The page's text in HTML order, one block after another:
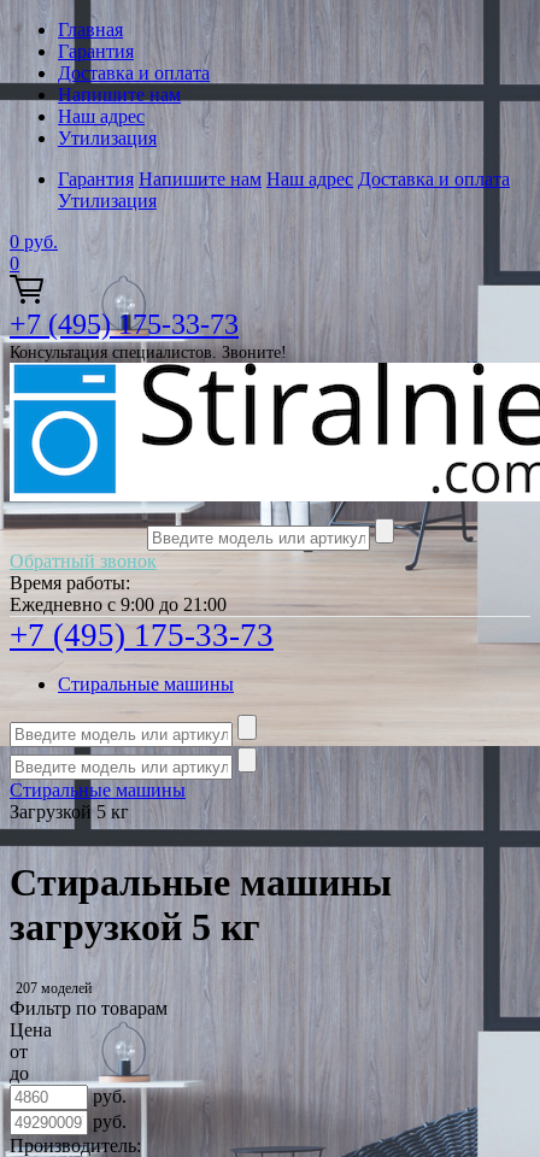
Главная
Гарантия
Доставка и оплата
Напишите нам
Наш адрес
Утилизация
Гарантия Напишите нам Наш адрес Доставка и оплата
Утилизация
0 руб.
0
+7 (495) 175-33-73
Консультация специалистов. Звоните!
Обратный звонок
Время работы:
Ежедневно с 9:00 до 21:00
+7 (495) 175-33-73
Стиральные машины
Стиральные машины
Загрузкой 5 кг
Стиральные машины
загрузкой 5 кг
207 моделей
Фильтр по товарам
Цена
от
до
руб.
руб.
Производитель: